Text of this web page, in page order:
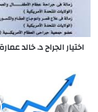
جراحة
العظام
اختيار الجراح د. خالد
الأسهم
التي